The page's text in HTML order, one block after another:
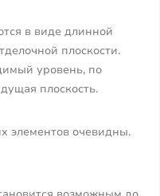
в виде длинной
плоскости.
уровень, по
плоскость.
элементов очевидны.